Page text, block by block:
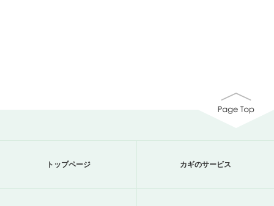
トップページ カギのサービス